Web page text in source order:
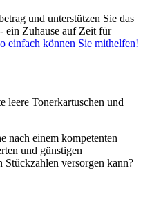
und unterstützen Sie das
- ein Zuhause auf Zeit für
einfach können Sie mithelfen!
leere Tonerkartuschen und
nach einem kompetenten
und günstigen
versorgen kann?